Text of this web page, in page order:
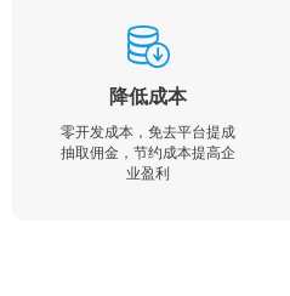
降低成本
零开发成本，免去平台提成
抽取佣金，节约成本提高企
业盈利